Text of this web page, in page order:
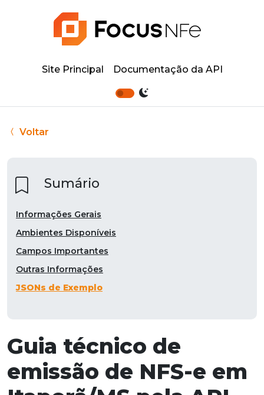
Site Principal Documentação da API
Voltar
Guia técnico de
emissão de NFS-e em
Sumário
Informações Gerais
Ambientes Disponíveis
Campos Importantes
Outras Informações
JSONs de Exemplo